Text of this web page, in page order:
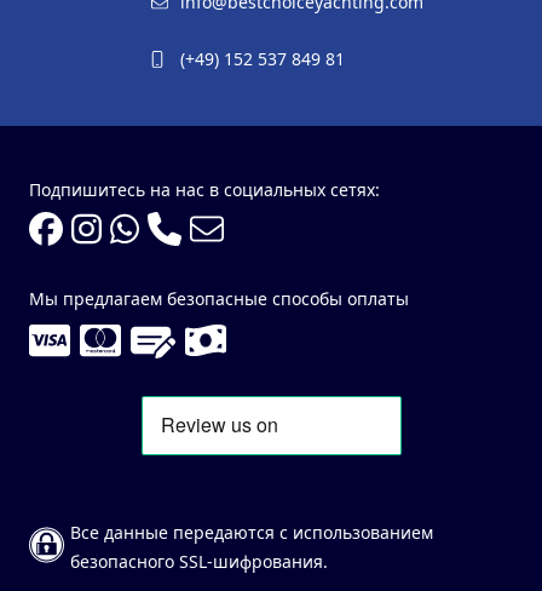
(+49) 152 537 849 81
Подпишитесь на нас в социальных сетях:
Мы предлагаем безопасные способы оплаты
Все данные передаются с использованием
безопасного SSL-шифрования.